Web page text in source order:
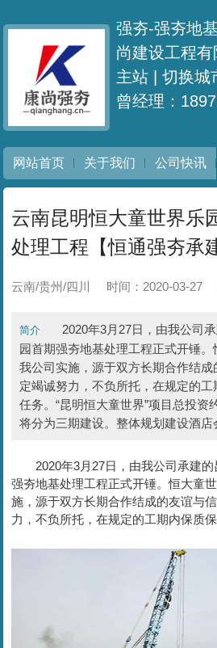
强夯-强夯地
尚建设工程有
主站 |切换城
曾经理：
网站首页 关于我们 公司快讯
云南昆明恒大童世界乐
处理工程【恒通强夯承
云南/贵州/四川 时间：2020-03-27
简介
2020年3月27日，由我公司
园首期强夯地基处理工程正式开锤
我公司实施，源于双方长期合作结
定竭诚努力，不负所托，在规定的
任务。“昆明恒大童世界”项目总投资
将分为三期建设。整体规划建设酒店
2020年3月27日，由我公司承建的
强夯地基处理工程正式开锤。恒大童
施，源于双方长期合作结成的友谊与
力，不负所托，在规定的工期内保质